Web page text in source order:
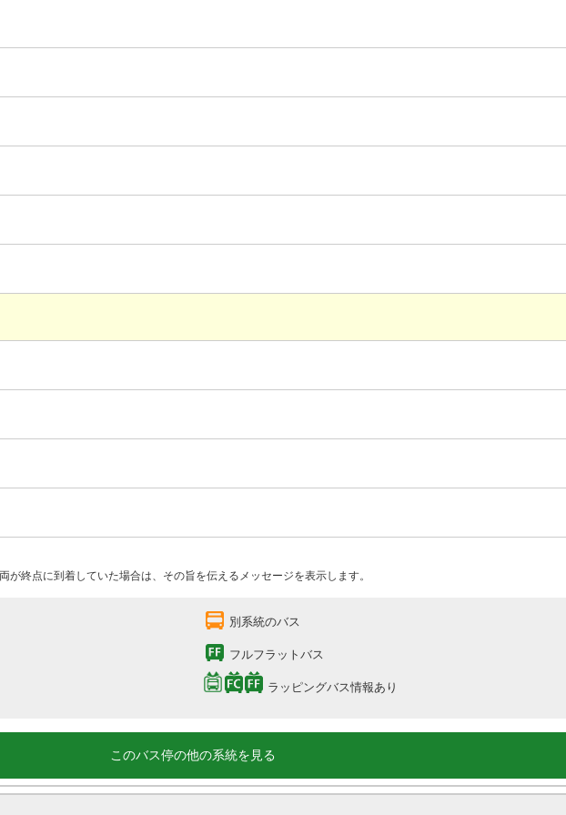
終点に到着していた場合は、その旨を伝えるメッセージを表示します。
別系統のバス
フルフラットバス
ラッピングバス情報あり
このバス停の他の系統を見る